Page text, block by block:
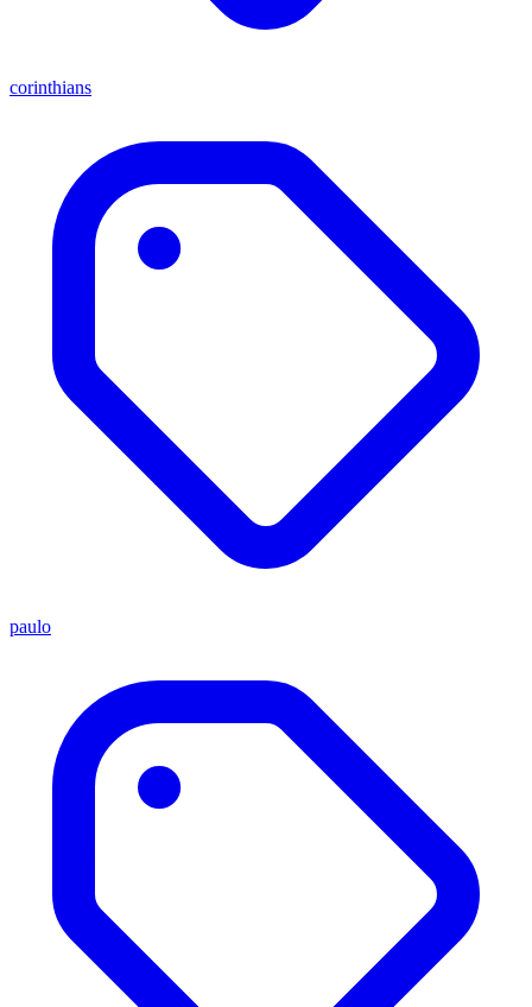
corinthians
paulo